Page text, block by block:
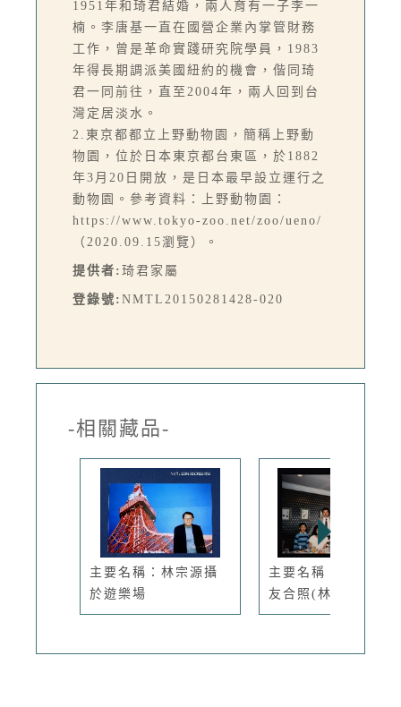
1951年和琦君結婚，兩人育有一子李一
楠。李唐基一直在國營企業內掌管財務
工作，曾是革命實踐研究院學員，1983
年得長期調派美國紐約的機會，偕同琦
君一同前往，直至2004年，兩人回到台
灣定居淡水。
2.東京都都立上野動物園，簡稱上野動
物園，位於日本東京都台東區，於1882
年3月20日開放，是日本最早設立運行之
動物園。參考資料：上野動物園：
https://www.tokyo-zoo.net/zoo/ueno/
（2020.09.15瀏覽）。
提供者: 琦君家屬
登錄號: NMTL20150281428-020
-相關藏品-
主要名稱：林宗源攝
於遊樂場
主要名稱：琦君與文
友合照(林...